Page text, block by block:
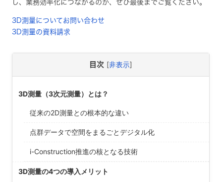
し、業務効率化につながるのか、ぜひ最後までご覧ください。
3D測量についてお問い合わせ
3D測量の資料請求
目次 [非表示
3D測量（3次元測量）とは？
従来の2D測量との根本的な違い
点群データで空間をまるごとデジタル化
i-Construction推進の核となる技術
3D測量の4つの導入メリット